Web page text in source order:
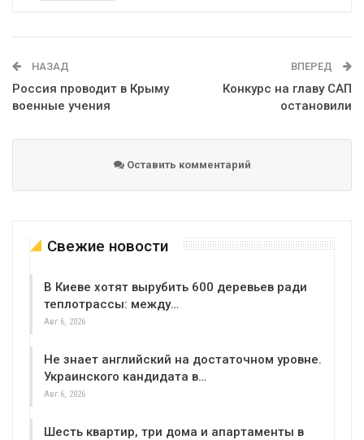
НАЗАД
Россия проводит в Крыму
военные учения
ВПЕРЕД
Конкурс на главу САП
остановили
Оставить комментарий
Свежие новости
В Киеве хотят вырубить 600 деревьев ради
теплотрассы: между…
Авг 6, 2026
Не знает английский на достаточном уровне.
Украинского кандидата в…
Авг 6, 2026
Шесть квартир, три дома и апартаменты в